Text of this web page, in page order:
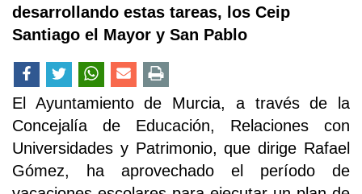
desarrollando estas tareas, los Ceip
Santiago el Mayor y San Pablo
El Ayuntamiento de Murcia, a través de la
Concejalía de Educación, Relaciones con
Universidades y Patrimonio, que dirige Rafael
Gómez, ha aprovechado el período de